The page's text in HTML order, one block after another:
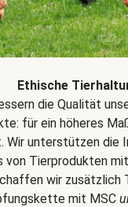
Ethische
die Qualität
für ein höheres
Wir unterstützen die
von Tierprodukten
wir zusätzlich
mit MSC